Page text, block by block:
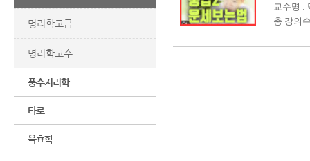
명리학고급
명리학고수
풍수지리학
타로
육효학
교수명 :
총 강의